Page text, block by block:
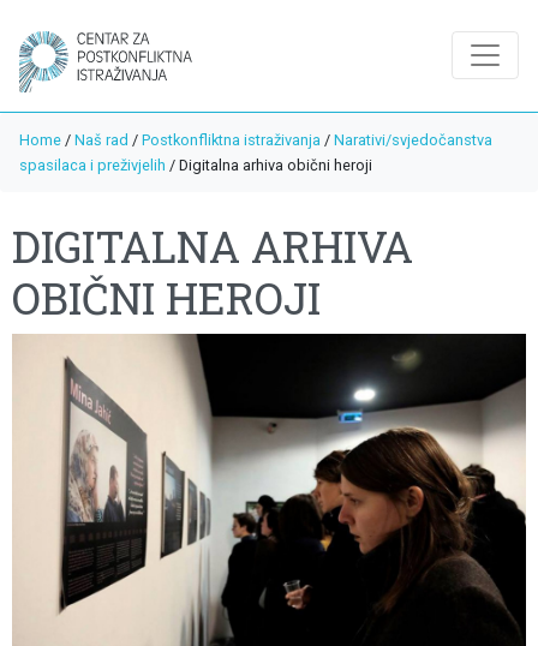
Home / Naš rad / Postkonfliktna istraživanja / Narativi/svjedočanstva
spasilaca i preživjelih / Digitalna arhiva obični heroji
DIGITALNA ARHIVA
OBIČNI HEROJI